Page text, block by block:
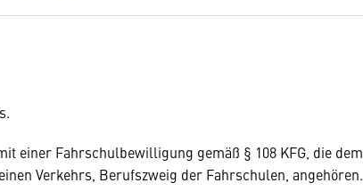
einer Fahrschulbewilligung gemäß § 108 KFG, die dem
Verkehrs, Berufszweig der Fahrschulen, angehören.